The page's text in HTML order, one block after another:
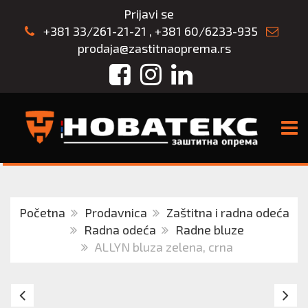
Prijavi se
+381 33/261-21-21 , +381 60/6233-935
prodaja@zastitnaoprema.rs
FacebookInstagram
LinkedIn
Početna Prodavnica
Zaštitna i radna odeća
Radna odeća
Radne bluze
ALLYN bluza zelena, crna
RADNA